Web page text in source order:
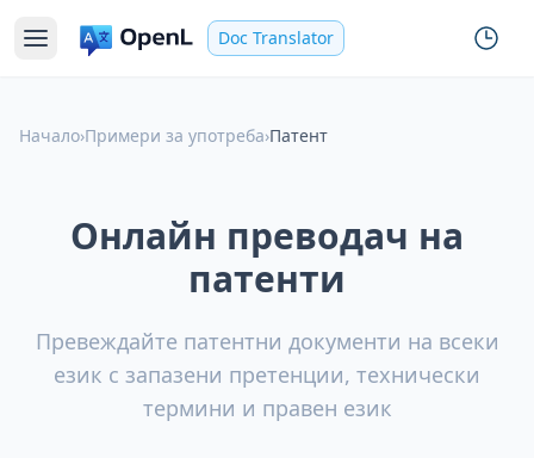
Doc Translator
Начало›Примери за употреба›Патент
Онлайн преводач на
патенти
Превеждайте патентни документи на всеки
език с запазени претенции, технически
термини и правен език